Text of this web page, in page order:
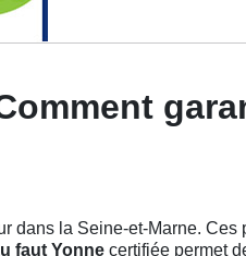
dans la Seine-et-Marne. Ces
faut Yonne certifiée permet